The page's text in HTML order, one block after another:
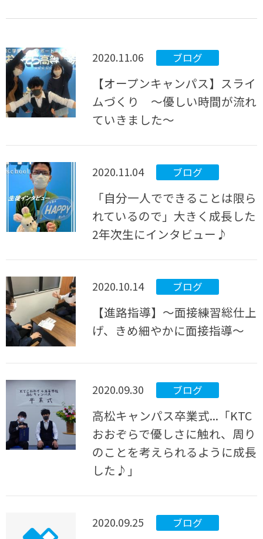
2020.11.06 ブログ
【オープンキャンパス】スライ
ムづくり ～優しい時間が流れ
ていきました～
2020.11.04 ブログ
「自分一人でできることは限ら
れているので」大きく成長した
2年次生にインタビュー♪
2020.10.14 ブログ
【進路指導】～面接練習総仕上
げ、きめ細やかに面接指導～
2020.09.30 ブログ
高松キャンパス卒業式...「KTC
おおぞらで優しさに触れ、周り
のことを考えられるように成長
した♪」
2020.09.25 ブログ